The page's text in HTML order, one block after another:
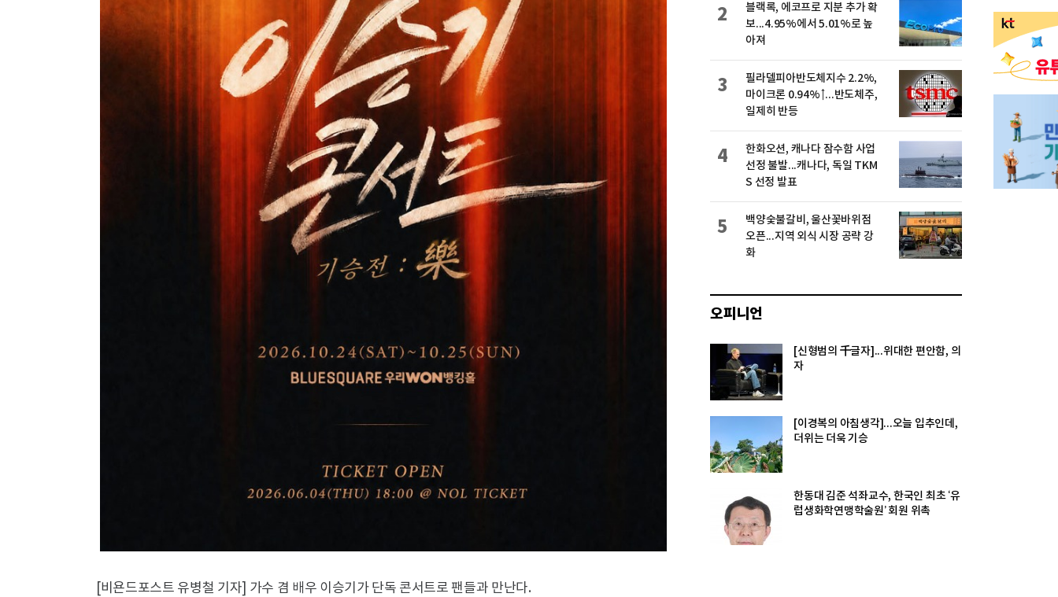
[비욘드포스트 유병철 기자] 가수 겸 배우 이승기가 단독 콘서트로 팬들과 만난다.
블랙록, 에코프로 지분 추가 확
보...4.95%에서 5.01%로 높
아져
2
필라델피아반도체지수 2.2%,
마이크론 0.94%↑...반도체주,
일제히 반등
3
한화오션, 캐나다 잠수함 사업
선정 불발...캐나다, 독일 TKM
S 선정 발표
4
백양숯불갈비, 울산꽃바위점
오픈...지역 외식 시장 공략 강
화
5
오피니언
[신형범의 千글자]...위대한 편안함, 의
자
[이경복의 아침생각]...오늘 입추인데,
더위는 더욱 기승
한동대 김준 석좌교수, 한국인 최초 ‘유
럽생화학연맹학술원’ 회원 위촉